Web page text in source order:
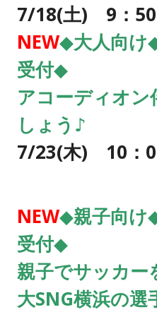
7/18(土) 9：50
NEW◆大人向け
受付◆
アコーディオン
しょう♪
7/23(木) 10：
NEW◆親子向け
受付◆
親子でサッカー
大SNG横浜の